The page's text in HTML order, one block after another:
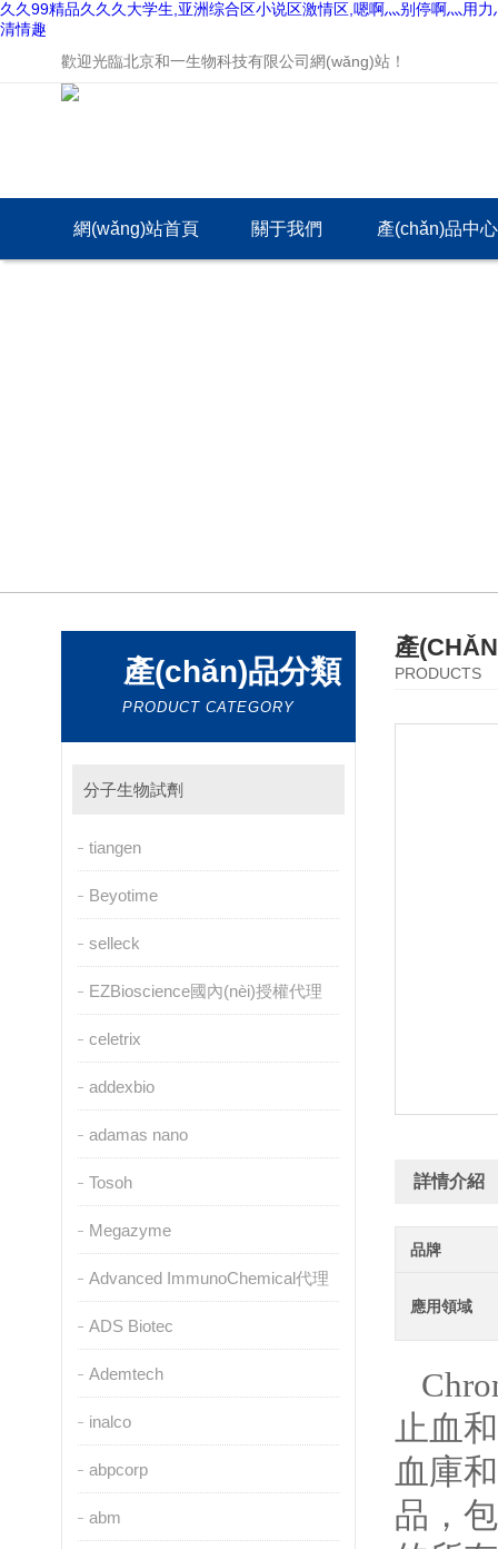
久久99精品久久久大学生,亚洲综合区小说区激情区,嗯啊灬别停啊灬用
清情趣
歡迎光臨北京和一生物科技有限公司網(wǎng)站！
網(wǎng)站首頁 關于我們 產(chǎn)品中心
產(chǎn)品分類
PRODUCT CATEGORY
分子生物試劑
tiangen
Beyotime
selleck
EZBioscience國內(nèi)授權代理
celetrix
addexbio
adamas nano
Tosoh
Megazyme
Advanced ImmunoChemical代理
ADS Biotec
Ademtech
inalco
abpcorp
abm
產
PRODUCTS
詳情介紹
品牌
應用領域
止血
血庫
品